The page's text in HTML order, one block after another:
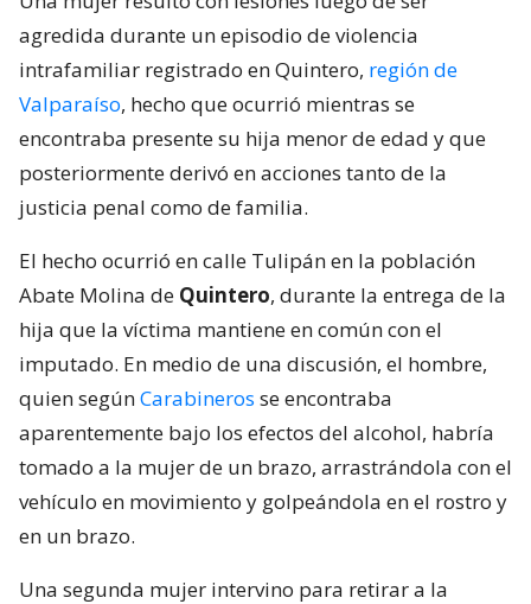
agredida durante un episodio de violencia
intrafamiliar registrado en Quintero, región de
Valparaíso, hecho que ocurrió mientras se
encontraba presente su hija menor de edad y que
posteriormente derivó en acciones tanto de la
justicia penal como de familia.
El hecho ocurrió en calle Tulipán en la población
Abate Molina de Quintero, durante la entrega de la
hija que la víctima mantiene en común con el
imputado. En medio de una discusión, el hombre,
quien segúnCarabineros se encontraba
aparentemente bajo los efectos del alcohol, habría
tomado a la mujer de un brazo, arrastrándola con el
vehículo en movimiento y golpeándola en el rostro y
en un brazo.
Una segunda mujer intervino para retirar a la